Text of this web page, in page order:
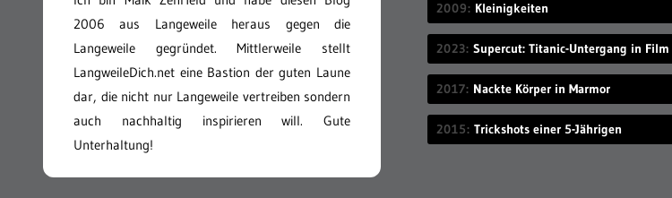
2006 aus Langeweile heraus gegen die
Langeweile gegründet. Mittlerweile stellt
LangweileDich.net eine Bastion der guten Laune
dar, die nicht nur Langeweile vertreiben sondern
auch nachhaltig inspirieren will. Gute
Unterhaltung!
2009 Kleinigkeiten
2023 Supercut: Titanic-Untergang in Film
2017 Nackte Körper in Marmor
2015 Trickshots einer 5-Jährigen